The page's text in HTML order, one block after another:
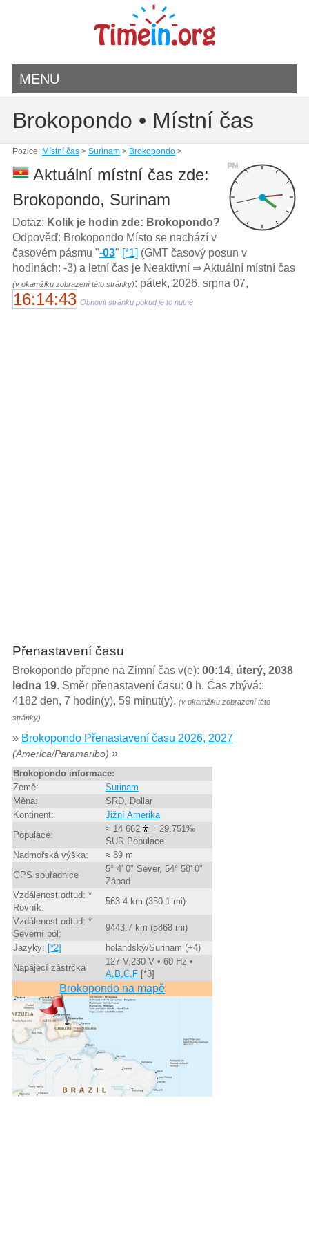
MENU
Brokopondo • Místní čas
Pozice: Místní čas> Surinam> Brokopondo>
PM
Aktuální místní čas zde:
Brokopondo, Surinam
Dotaz: Kolik je hodin zde: Brokopondo?
Odpověď: Brokopondo Místo se nachází v
časovém pásmu "-03" [*1] (GMT časový posun v
hodinách: -3) a letní čas je Neaktivní ⇒ Aktuální místní čas
(v okamžiku zobrazení této stránky): pátek, 2026. srpna 07,
16:14:43 Obnovit stránku pokud je to nutné
Přenastavení času
Brokopondo přepne na Zimní čas v(e): 00:14, úterý, 2038
ledna 19. Směr přenastavení času: 0h. Čas zbývá::
4182 den, 7 hodin(y), 59 minut(y). (v okamžiku zobrazení této
stránky)
» Brokopondo Přenastavení času 2026, 2027
(America/Paramaribo) »
Brokopondo informace:
Země:
Surinam
Měna:
SRD, Dollar
Kontinent:
Jižní Amerika
Populace:
≈ 14 662
= 29.751‰
SUR Populace
Nadmořská výška:
≈ 89 m
GPS souřadnice
5° 4' 0" Sever, 54° 58' 0"
Západ
Vzdálenost odtud: *
Rovník:
563.4 km (350.1 mi)
Vzdálenost odtud: *
Severní pól:
9443.7 km (5868 mi)
Jazyky: [*2]
holandský/Surinam (+4)
Napájecí zástrčka
127 V,230 V • 60 Hz •
A,B,C,F[*3]
Brokopondo na mapě